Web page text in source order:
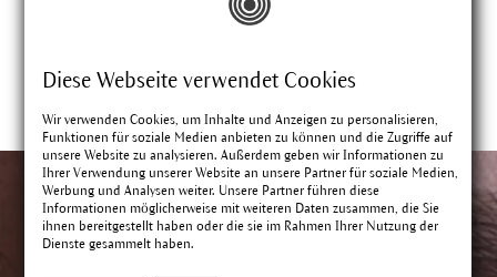
Diese Webseite verwendet Cookies
Wir verwenden Cookies, um Inhalte und Anzeigen zu personalisieren,
Funktionen für soziale Medien anbieten zu können und die Zugriffe auf
unsere Website zu analysieren. Außerdem geben wir Informationen zu
Ihrer Verwendung unserer Website an unsere Partner für soziale Medien,
Werbung und Analysen weiter. Unsere Partner führen diese
Informationen möglicherweise mit weiteren Daten zusammen, die Sie
ihnen bereitgestellt haben oder die sie im Rahmen Ihrer Nutzung der
Dienste gesammelt haben.